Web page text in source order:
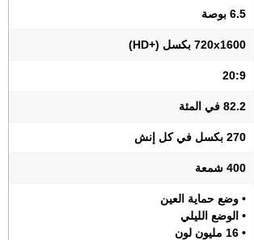
6.5 بوصة
720x1600 بكسل (+HD)
20:9
82.2 في المئة
270 بكسل في كل إنش
400 شمعة
• وضع حماية العين
• الوضع الليلي
• 16 مليون لون